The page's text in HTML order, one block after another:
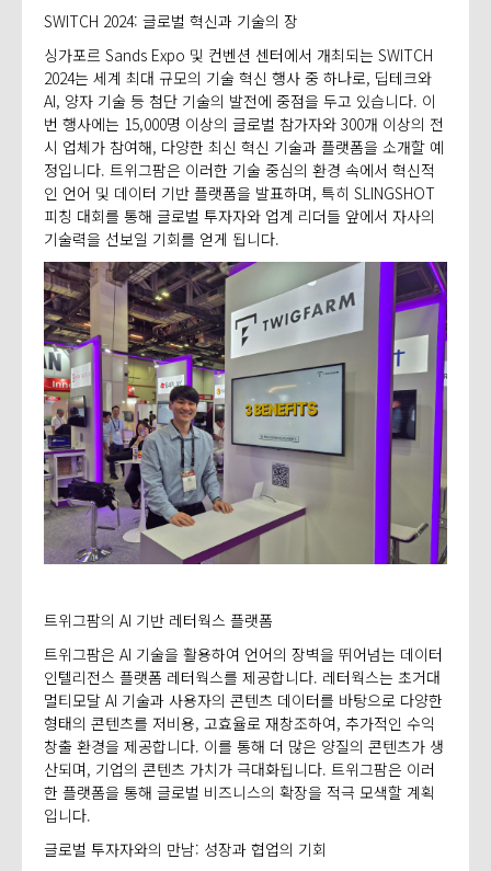
SWITCH 2024: 글로벌 혁신과 기술의 장
싱가포르 Sands Expo 및 컨벤션 센터에서 개최되는 SWITCH
2024는 세계 최대 규모의 기술 혁신 행사 중 하나로, 딥테크와
AI, 양자 기술 등 첨단 기술의 발전에 중점을 두고 있습니다. 이
번 행사에는 15,000명 이상의 글로벌 참가자와 300개 이상의 전
시 업체가 참여해, 다양한 최신 혁신 기술과 플랫폼을 소개할 예
정입니다. 트위그팜은 이러한 기술 중심의 환경 속에서 혁신적
인 언어 및 데이터 기반 플랫폼을 발표하며, 특히 SLINGSHOT
피칭 대회를 통해 글로벌 투자자와 업계 리더들 앞에서 자사의
기술력을 선보일 기회를 얻게 됩니다.
트위그팜의 AI 기반 레터웍스 플랫폼
트위그팜은 AI 기술을 활용하여 언어의 장벽을 뛰어넘는 데이터
인텔리전스 플랫폼 레터웍스를 제공합니다. 레터웍스는 초거대
멀티모달 AI 기술과 사용자의 콘텐츠 데이터를 바탕으로 다양한
형태의 콘텐츠를 저비용, 고효율로 재창조하여, 추가적인 수익
창출 환경을 제공합니다. 이를 통해 더 많은 양질의 콘텐츠가 생
산되며, 기업의 콘텐츠 가치가 극대화됩니다. 트위그팜은 이러
한 플랫폼을 통해 글로벌 비즈니스의 확장을 적극 모색할 계획
입니다.
글로벌 투자자와의 만남: 성장과 협업의 기회